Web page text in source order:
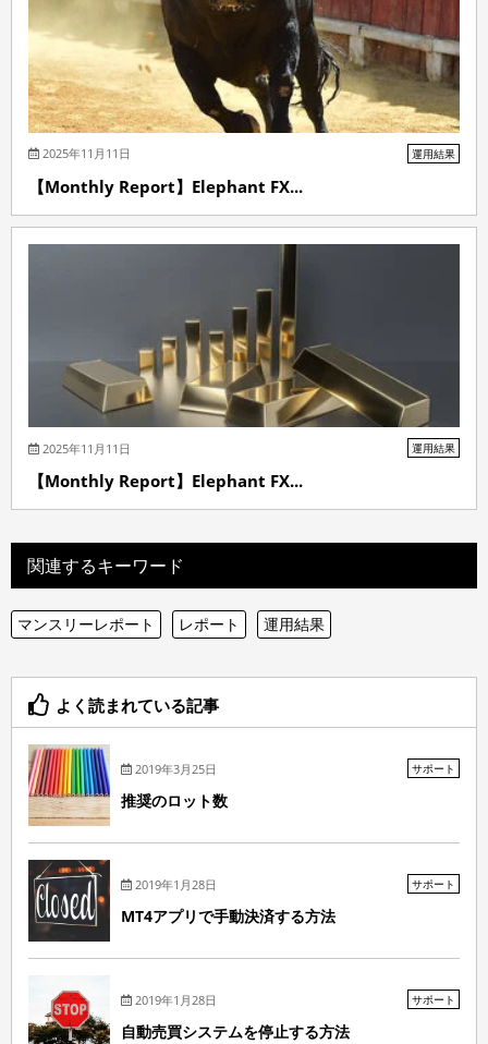
2025年11月11日 運用結果
【Monthly Report】Elephant FX...
2025年11月11日 運用結果
【Monthly Report】Elephant FX...
関連するキーワード
マンスリーレポート レポート 運用結果
よく読まれている記事
2019年3月25日 サポート
推奨のロット数
2019年1月28日 サポート
MT4アプリで手動決済する方法
2019年1月28日 サポート
自動売買システムを停止する方法